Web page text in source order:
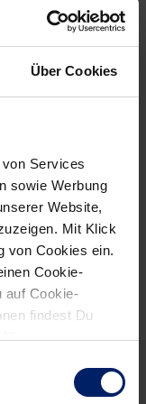
Über Cookies
Services
sowie Werbung
Website,
Mit Klick
von Cookies ein.
Cookie-
auf Cookie-
findest Du
.
muss
Nachnamens
Genauso